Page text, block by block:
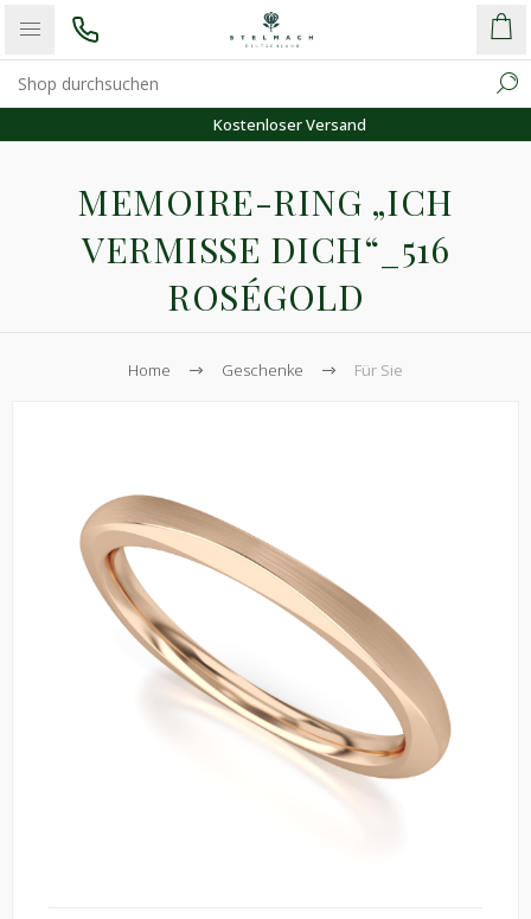
Kostenloser Versand
MEMOIRE-RING „ICH
VERMISSE DICH“_516
ROSÉGOLD
Home Geschenke Für Sie